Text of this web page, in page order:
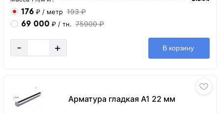
176 ₽ / метр 193 ₽
69 000 ₽ / тн. 75900 ₽
- + В корзину
Арматура гладкая А1 22 мм